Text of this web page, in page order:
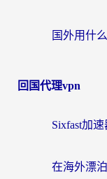
回国代理vpn